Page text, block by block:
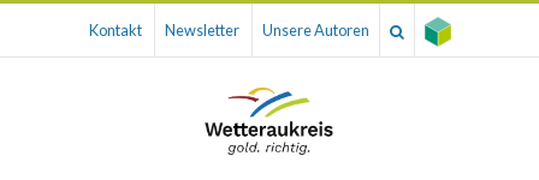
Kontakt Newsletter Unsere Autoren